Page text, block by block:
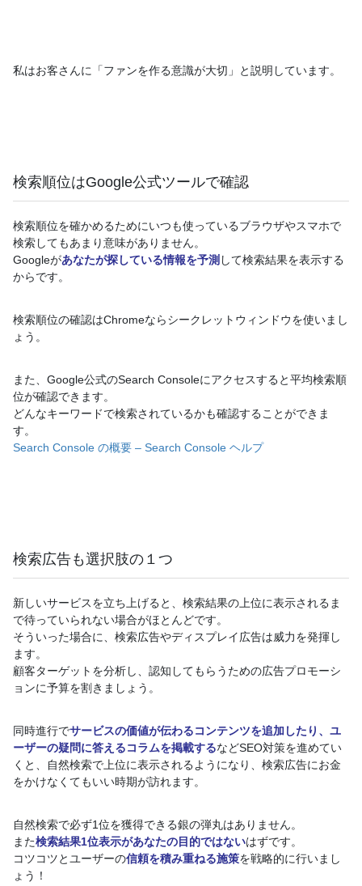
私はお客さんに「ファンを作る意識が大切」と説明しています。
検索順位はGoogle公式ツールで確認
検索順位を確かめるためにいつも使っているブラウザやスマホで
検索してもあまり意味がありません。
Googleがあなたが探している情報を予測 して検索結果を表示する
からです。
検索順位の確認はChromeならシークレットウィンドウを使いまし
ょう。
また、Google公式のSearch Consoleにアクセスすると平均検索順
位が確認できます。
どんなキーワードで検索されているかも確認することができま
す。
Search Console の概要 – Search Console ヘルプ
検索広告も選択肢の１つ
新しいサービスを立ち上げると、検索結果の上位に表示されるま
で待っていられない場合がほとんどです。
そういった場合に、検索広告やディスプレイ広告は威力を発揮し
ます。
顧客ターゲットを分析し、認知してもらうための広告プロモーシ
ョンに予算を割きましょう。
同時進行でサービスの価値が伝わるコンテンツを追加したり、ユ
ーザーの疑問に答えるコラムを掲載するなどSEO対策を進めてい
くと、自然検索で上位に表示されるようになり、検索広告にお金
をかけなくてもいい時期が訪れます。
自然検索で必ず1位を獲得できる銀の弾丸はありません。
また検索結果1位表示があなたの目的ではないはずです。
コツコツとユーザーの信頼を積み重ねる施策を戦略的に行いまし
ょう！